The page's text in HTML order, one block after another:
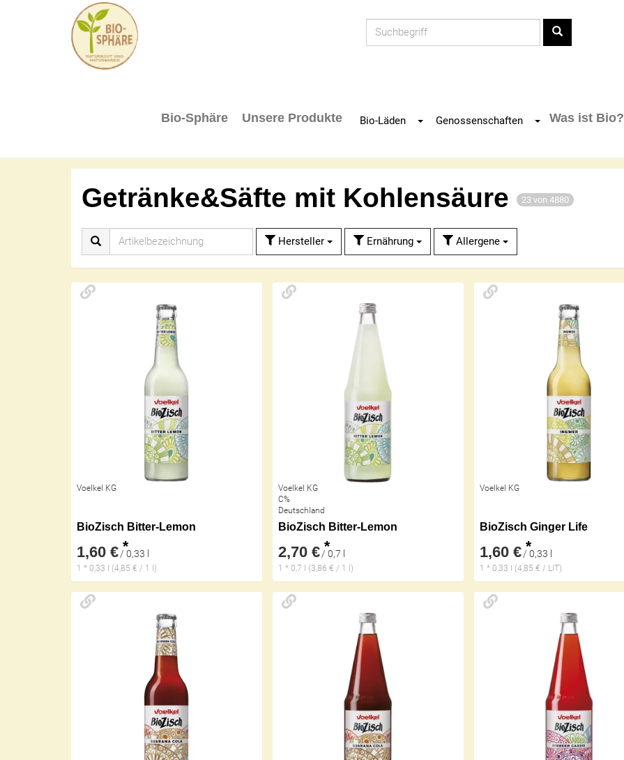
Bio-Sphäre Unsere Produkte Bio-Läden Toggle Dropdown
Genossenschaften Toggle Dropdown
Was ist Bio?
Getränke&Säfte mit Kohlensäure 23 von 4880
Hersteller Ernährung Allergene
Voelkel KG
BioZisch Bitter-Lemon
1,60 € *
/ 0,33 l
1 * 0,33 l (4,85 € / 1 l)
Voelkel KG
C%
Deutschland
BioZisch Bitter-Lemon
2,70 €*
/ 0,7 l
1 * 0,7 l (3,86 € / 1 l)
Voelkel KG
BioZisch Ginger Life
1,60 €*
/ 0,33 l
1 * 0,33 l (4,85 € / LIT)